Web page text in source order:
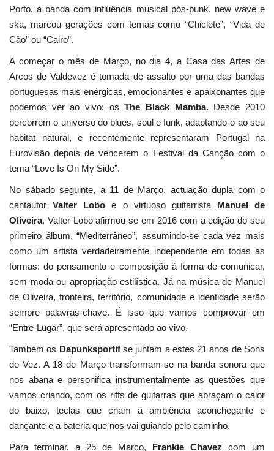
Porto, a banda com influência musical pós-punk, new wave e
ska, marcou gerações com temas como “Chiclete”, “Vida de
Cão” ou “Cairo”.
A começar o mês de Março, no dia 4, a Casa das Artes de
Arcos de Valdevez é tomada de assalto por uma das bandas
portuguesas mais enérgicas, emocionantes e apaixonantes que
podemos ver ao vivo: osThe Black Mamba. Desde 2010
percorrem o universo do blues, soul e funk, adaptando-o ao seu
habitat natural, e recentemente representaram Portugal na
Eurovisão depois de vencerem o Festival da Canção com o
tema “Love Is On My Side”.
No sábado seguinte, a 11 de Março, actuação dupla com o
cantautorValter Lobo e o virtuoso guitarrista Manuel de
Oliveira. Valter Lobo afirmou-se em 2016 com a edição do seu
primeiro álbum, “Mediterrâneo”, assumindo-se cada vez mais
como um artista verdadeiramente independente em todas as
formas: do pensamento e composição à forma de comunicar,
sem moda ou apropriação estilística. Já na música de Manuel
de Oliveira, fronteira, território, comunidade e identidade serão
sempre palavras-chave. É isso que vamos comprovar em
“Entre-Lugar”, que será apresentado ao vivo.
Também os Dapunksportif se juntam a estes 21 anos de Sons
de Vez. A 18 de Março transformam-se na banda sonora que
nos abana e personifica instrumentalmente as questões que
vamos criando, com os riffs de guitarras que abraçam o calor
do baixo, teclas que criam a ambiência aconchegante e
dançante e a bateria que nos vai guiando pelo caminho.
Para terminar, a 25 de Março, Frankie Chavez com um